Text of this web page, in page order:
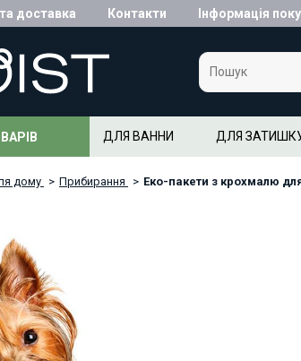
доставка Контакти Інформація
ДЛЯ ВАННИ ДЛЯ
дому > Прибирання > Еко-пакети з крохмалю